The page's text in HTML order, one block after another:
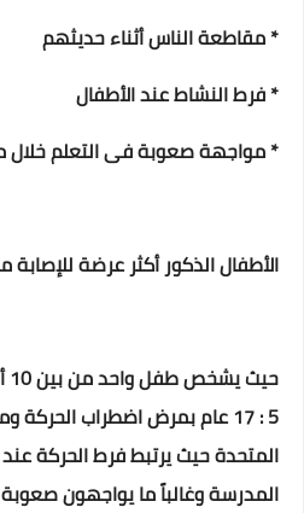
* مقاطعة الناس أثناء حديثهم
* فرط النشاط عند الأطفال
* مواجهة صعوبة فى التعلم خلال
الأطفال الذكور أكثر عرضة للإصابة
5 : 17 عام بمرض اضطراب الحركة
المتحدة حيث يرتبط فرط الحركة
المدرسة وغالباً ما يواجهون